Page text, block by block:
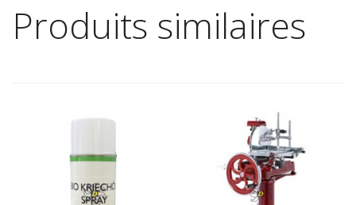
Produits similaires